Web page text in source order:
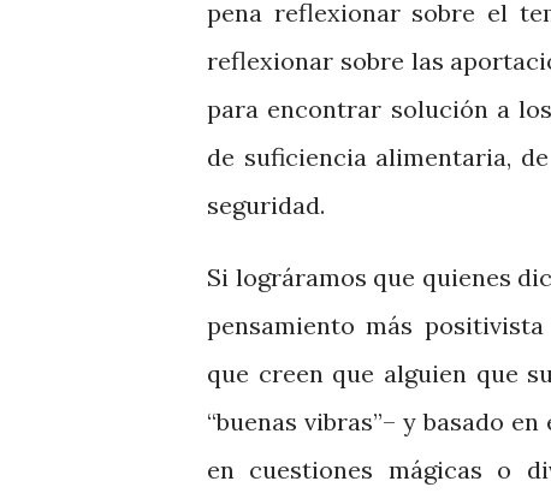
pena reflexionar sobre el
reflexionar sobre las
para encontrar solución a
de suficiencia alimentaria,
seguridad.
Si lográramos que quienes
pensamiento más
que creen que alguien que
“buenas vibras”– y basado
en cuestiones mágicas o